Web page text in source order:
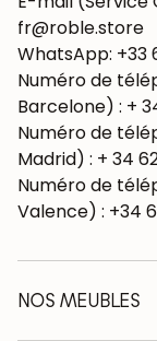
fr@roble.store
WhatsApp: +33
Numéro de
Barcelone) : +
Numéro de
Madrid) : + 34
Numéro de
Valence) : +34
NOS MEUBLES
Tables à